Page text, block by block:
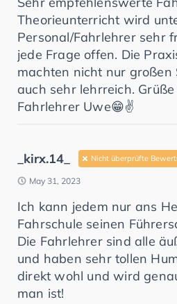
Theorieunterricht wird
Personal/Fahrlehrer sehr
jede Frage offen. Die
machten nicht nur großen
auch sehr lehrreich.
Fahrlehrer Uwe😁✌️
_kirx.14_ Nicht überprüfte
May 31, 2023
Ich kann jedem nur ans
Fahrschule seinen
Die Fahrlehrer sind alle
und haben sehr tollen
direkt wohl und wird
man ist!